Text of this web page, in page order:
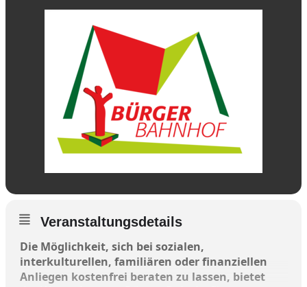
Veranstaltungsdetails
Die Möglichkeit, sich bei sozialen,
interkulturellen, familiären oder finanziellen
Anliegen kostenfrei beraten zu lassen, bietet